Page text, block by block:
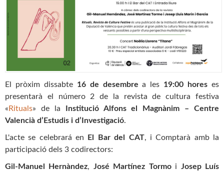
El pròxim dissabte 16 de desembre a les 19:00 hores es
presentarà el número 2 de la revista de cultura festiva
« Rituals» de la
Institució Alfons el Magnànim – Centre
Valencià d’Estudis i d’Investigació.
L'acte se celebrará en El Bar del CAT, i Comptarà amb la
participació dels 3 codirectors:
Gil-Manuel Hernàndez, José Martínez Tormoi Josep Luís